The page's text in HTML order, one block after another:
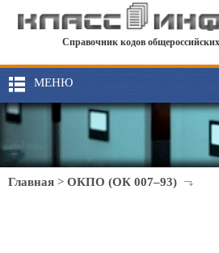
Справочник кодов
МЕНЮ
Главная > ОКПО (ОК 007–93)